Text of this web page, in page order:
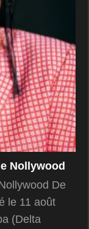
Nollywood
De
le 11 août
(Delta